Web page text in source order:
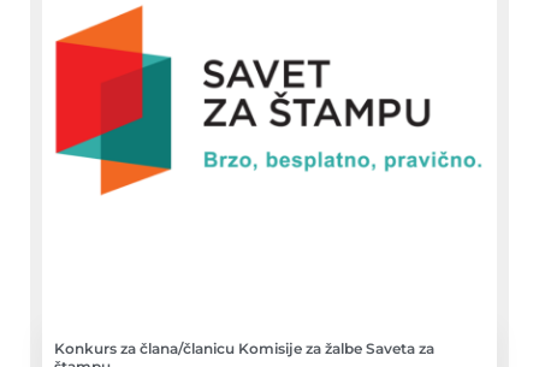
Konkurs za člana/članicu Komisije za žalbe Saveta za